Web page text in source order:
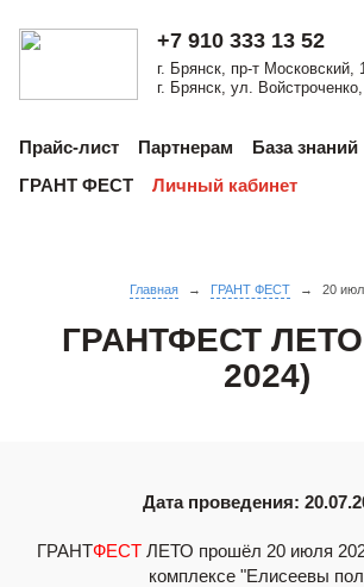
+7 910 333 13 52
г. Брянск, пр-т Московский,
г. Брянск, ул.
Прайс-лист Партнерам База знаний
ГРАНТ ФЕСТ
Личный кабинет
Главная → ГРАНТ ФЕСТ → 20
ГРАНТФЕСТ
2024)
Дата проведения:
ГРАНТФЕСТЛЕТО прошёл 20 июля
комплексе "Елисеевы